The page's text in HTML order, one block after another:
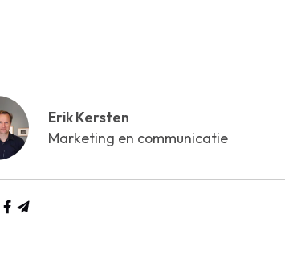
Erik Kersten
Marketing en communicatie